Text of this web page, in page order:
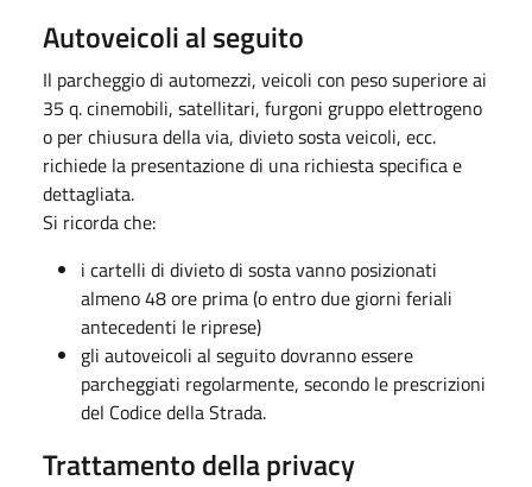
Autoveicoli al seguito
Il parcheggio di automezzi, veicoli con peso superiore ai
35 q. cinemobili, satellitari, furgoni gruppo elettrogeno
o per chiusura della via, divieto sosta veicoli, ecc.
richiede la presentazione di una richiesta specifica e
dettagliata.
Si ricorda che:
i cartelli di divieto di sosta vanno posizionati
almeno 48 ore prima (o entro due giorni feriali
antecedenti le riprese)
gli autoveicoli al seguito dovranno essere
parcheggiati regolarmente, secondo le prescrizioni
del Codice della Strada.
Trattamento della privacy